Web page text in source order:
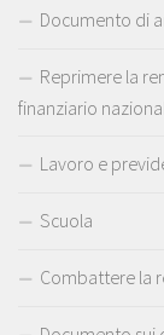
Documento di
Reprimere la
finanziario
Lavoro e
Scuola
Combattere la